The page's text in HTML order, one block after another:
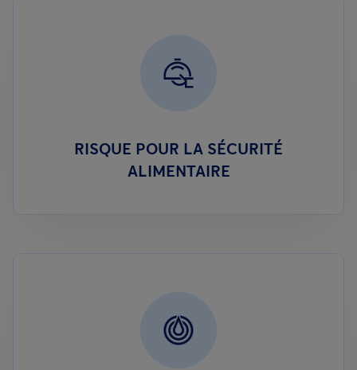
RISQUE POUR LA SÉCURITÉ
ALIMENTAIRE